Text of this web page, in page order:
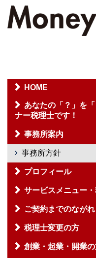
HOME
あなたの「？」を
ナー税理士です！
事務所案内
事務所方針
プロフィール
サービスメニュー
ご契約までのながれ
税理士変更の方
創業・起業・開業